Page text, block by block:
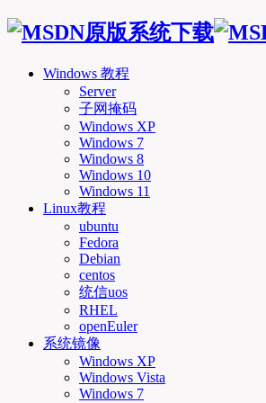
Windows 教程
Server
子网掩码
Windows XP
Windows 7
Windows 8
Windows 10
Windows 11
Linux教程
ubuntu
Fedora
Debian
centos
统信uos
RHEL
openEuler
系统镜像
Windows XP
Windows Vista
Windows 7